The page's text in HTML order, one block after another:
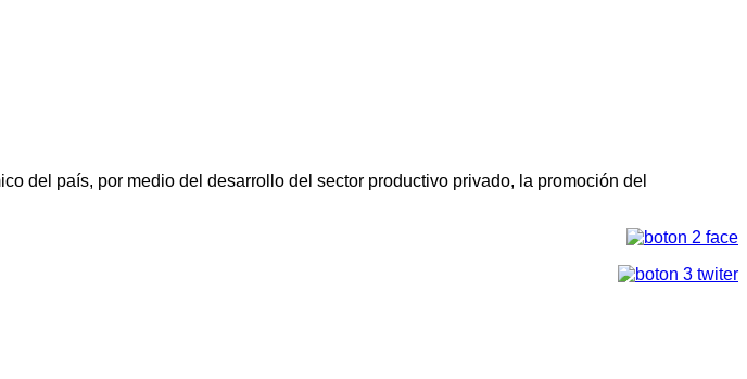
del país, por medio del desarrollo del sector productivo privado, la promoción del